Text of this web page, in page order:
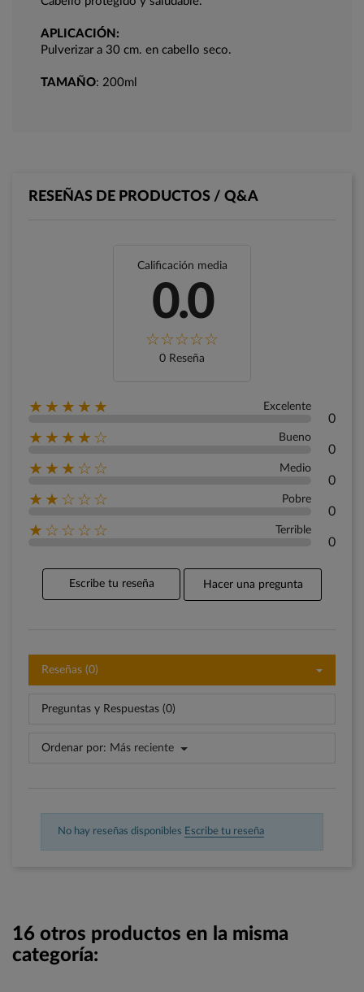
APLICACIÓN:
Pulverizar a 30 cm. en cabello seco.
TAMAÑO: 200ml
RESEÑAS DE PRODUCTOS / Q&A
Calificación media
0.0
0 Reseña
★★★★★ Excelente
0
★★★★☆ Bueno
0
★★★☆☆ Medio
0
★★☆☆☆ Pobre
0
★☆☆☆☆ Terrible
0
Escribe tu reseña Hacer una pregunta
Reseñas (0)
Preguntas y Respuestas (0)
Ordenar por: Más reciente
No hay reseñas disponibles Escribe tu reseña
16 otros productos en la misma
categoría: